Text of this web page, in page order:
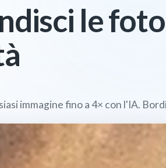
le
immagine fino a 4× con l'IA.